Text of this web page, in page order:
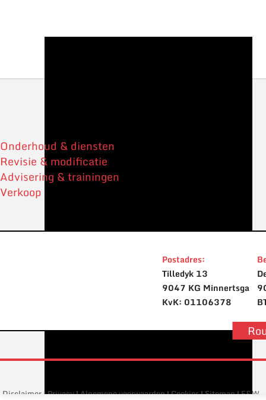
Onderhoud & diensten
Revisie & modificatie
Advisering & trainingen
Verkoop
Postadres:
Tilledyk 13
9047 KG Minnertsga
KvK: 01106378
Disclaimer |Privacy|Algemene voorwaarden|Cookies|Sitemap|E&W